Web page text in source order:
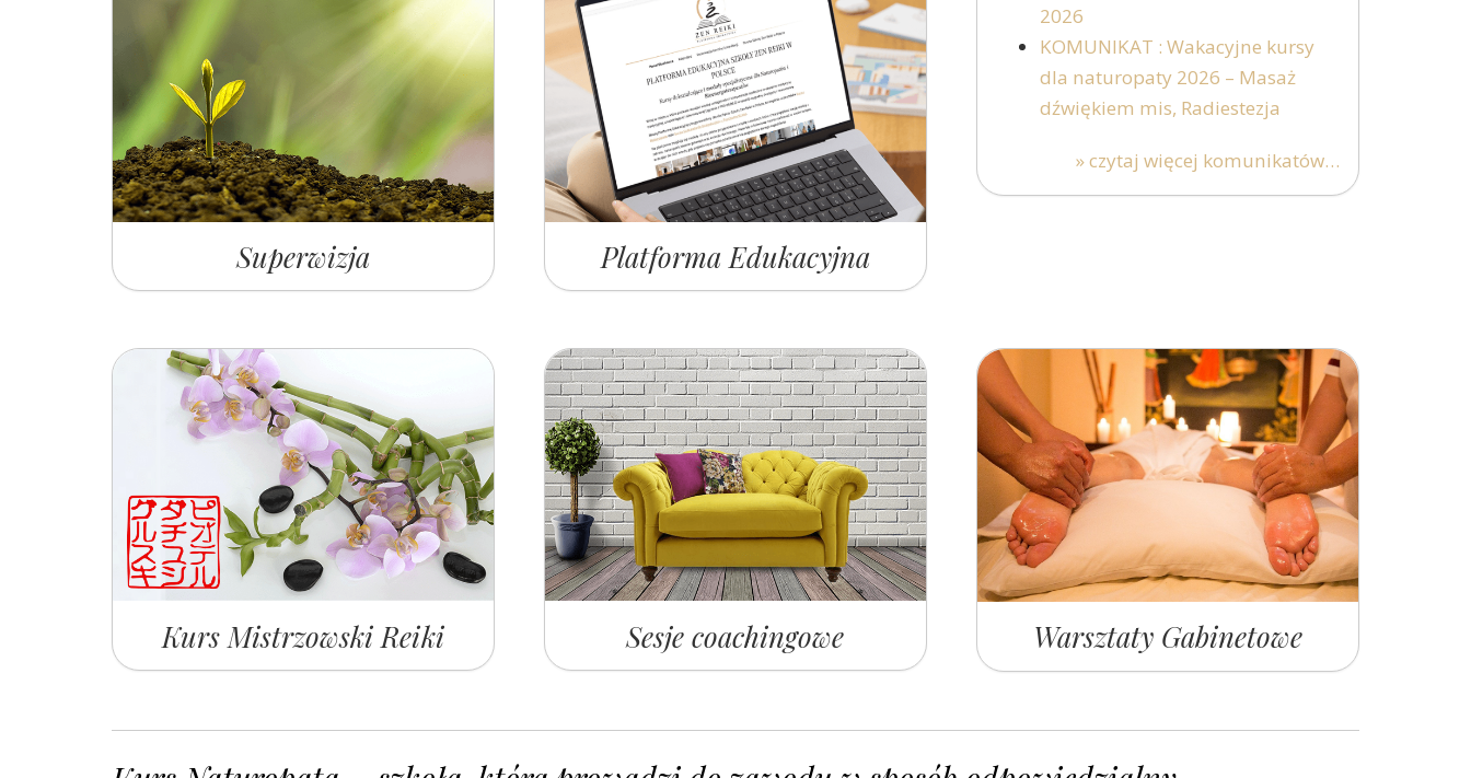
Superwizja Platforma Edukacyjna
2026
KOMUNIKAT : Wakacyjne kursy
dla naturopaty 2026 – Masaż
dźwiękiem mis, Radiestezja
» czytaj więcej komunikatów…
Kurs Mistrzowski Reiki Sesje coachingowe Warsztaty Gabinetowe